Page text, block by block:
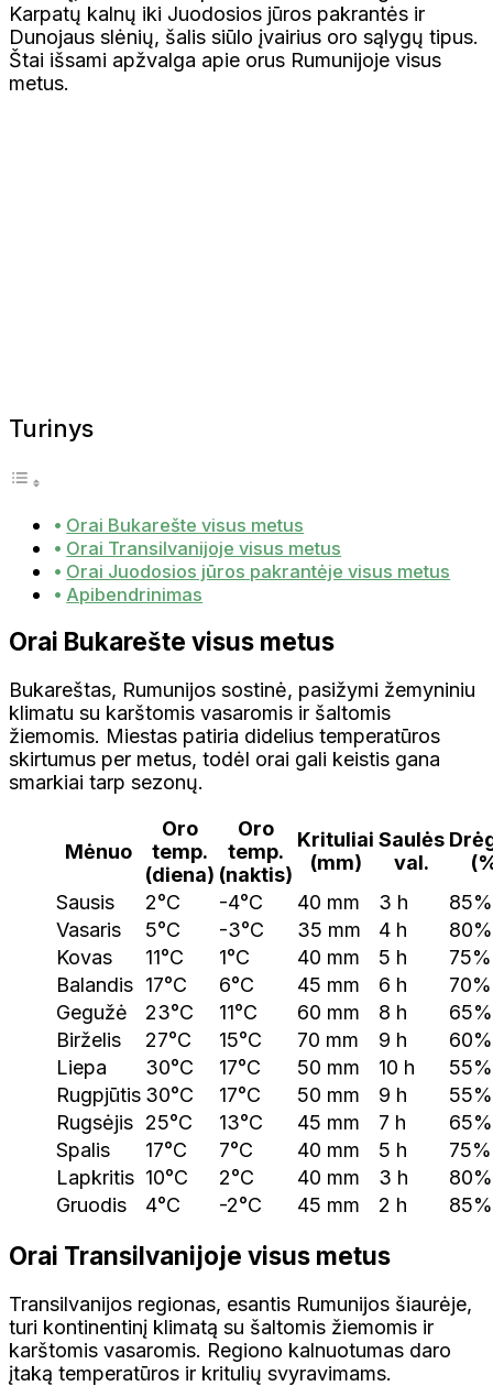
Karpatų kalnų iki Juodosios jūros pakrantės ir
Dunojaus slėnių, šalis siūlo įvairius oro sąlygų tipus.
Štai išsami apžvalga apie orus Rumunijoje visus
metus.
Turinys
Orai Bukarešte visus metus
Orai Transilvanijoje visus metus
Orai Juodosios jūros pakrantėje visus metus
Apibendrinimas
Orai Bukarešte visus metus
Bukareštas, Rumunijos sostinė, pasižymi žemyniniu
klimatu su karštomis vasaromis ir šaltomis
žiemomis. Miestas patiria didelius temperatūros
skirtumus per metus, todėl orai gali keistis gana
smarkiai tarp sezonų.
Mėnuo
Oro
temp.
(diena)
Oro
temp.
(naktis)
Krituliai
(mm)
Saulės
val.
Sausis
2°C -4°C 40 mm 3 h
85%
Vasaris
5°C -3°C 35 mm 4 h
80%
Kovas
11°C 1°C 40 mm 5 h
75%
Balandis 17°C 6°C 45 mm 6 h
70%
Gegužė
23°C 11°C 60 mm 8 h
65%
Birželis
27°C 15°C 70 mm 9 h
60%
Liepa
30°C 17°C 50 mm 10 h
55%
Rugpjūtis 30°C 17°C 50 mm 9 h
55%
Rugsėjis 25°C 13°C 45 mm 7 h
65%
Spalis
17°C 7°C 40 mm 5 h
75%
Lapkritis 10°C 2°C 40 mm 3 h
80%
Gruodis
4°C -2°C 45 mm 2 h 85%
Orai Transilvanijoje visus metus
Transilvanijos regionas, esantis Rumunijos šiaurėje,
turi kontinentinį klimatą su šaltomis žiemomis ir
karštomis vasaromis. Regiono kalnuotumas daro
įtaką temperatūros ir kritulių svyravimams.